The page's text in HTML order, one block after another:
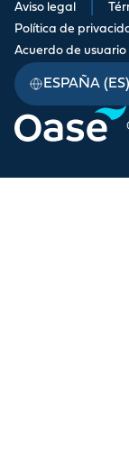
Aviso legal
Política de
Acuerdo de
ESPAÑA (ES)